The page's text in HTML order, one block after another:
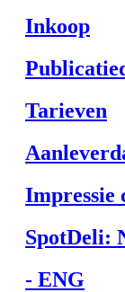
Inkoop
Tarieven
Impressie
SpotDeli:
- ENG